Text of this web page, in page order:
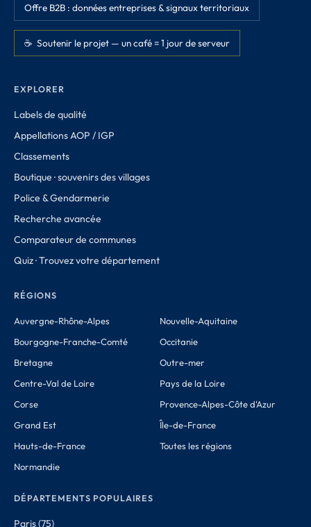
Offre B2B : données entreprises & signaux territoriaux
☕ Soutenir le projet — un café = 1 jour de serveur
EXPLORER
Labels de qualité
Appellations AOP / IGP
Classements
Boutique · souvenirs des villages
Police & Gendarmerie
Recherche avancée
Comparateur de communes
Quiz · Trouvez votre département
RÉGIONS
Auvergne-Rhône-Alpes
Bourgogne-Franche-Comté
Bretagne
Centre-Val de Loire
Corse
Grand Est
Hauts-de-France
Normandie
Nouvelle-Aquitaine
Occitanie
Outre-mer
Pays de la Loire
Provence-Alpes-Côte d'Azur
Île-de-France
Toutes les régions
DÉPARTEMENTS POPULAIRES
Paris (75)